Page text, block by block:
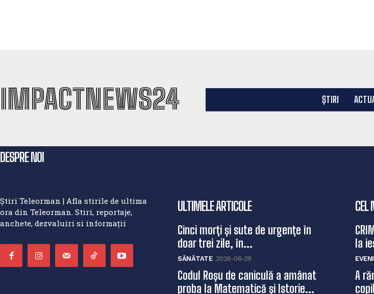
IMPACTNEWS24 ȘTIRI
DESPRE NOI
Știri Teleorman | Afla stirile de ultima
ora din Teleorman. Stiri, reportaje,
anchete, dezvaluiri si informații
ULTIMELE ARTICOLE
Cinci morți și sute de urgențe în
doar trei zile, în...
SĂNĂTATE 2026-06-29
Codul Roșu de caniculă a amânat
proba la Matematică și Istorie...
CEL
la
A